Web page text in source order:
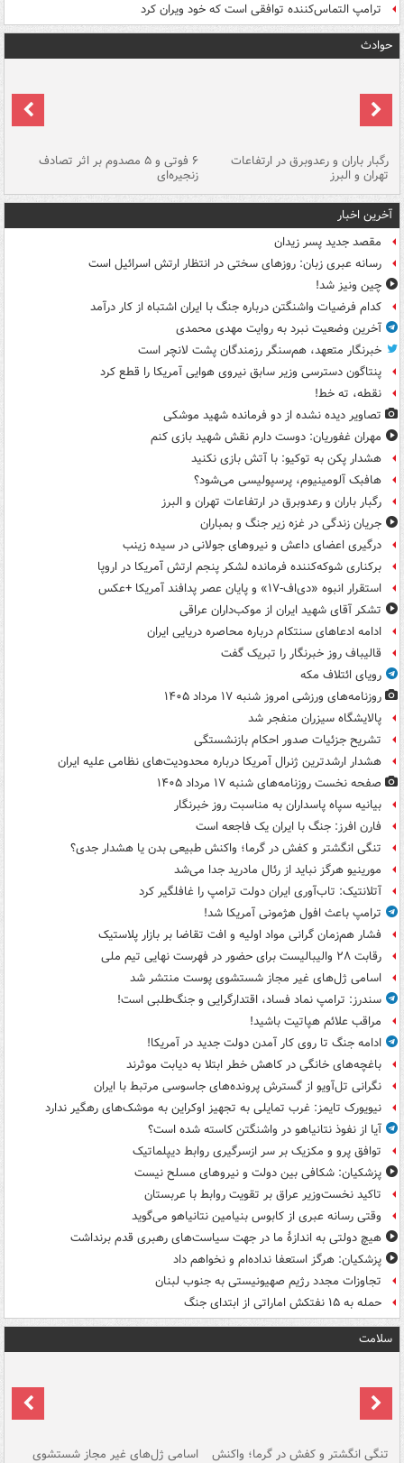
ترامپ التماس‌کننده توافقی است که خود ویران کرد
حوادث
رگبار باران و رعدوبرق در ارتفاعات
تهران و البرز
۶ فوتی و ۵ مصدوم بر اثر تصادف
زنجیره‌ای
آخرین اخبار
مقصد جدید پسر زیدان
رسانه عبری زبان: روزهای سختی در انتظار ارتش اسرائیل است
چین ونیز شد!
کدام فرضیات واشنگتن درباره جنگ با ایران اشتباه از کار درآمد
آخرین وضعیت نبرد به روایت مهدی محمدی
خبرنگار متعهد، هم‌سنگر رزمندگان پشت لانچر است
پنتاگون دسترسی وزیر سابق نیروی هوایی آمریکا را قطع کرد
نقطه، ته خط!
تصاویر دیده‌ نشده از دو فرمانده شهید موشکی
مهران غفوریان: دوست دارم نقش شهید بازی کنم
هشدار پکن به توکیو: با آتش بازی نکنید
هافبک آلومینیوم، پرسپولیسی می‌شود؟
رگبار باران و رعدوبرق در ارتفاعات تهران و البرز
جریان زندگی در غزه زیر جنگ و بمباران
درگیری اعضای داعش و نیروهای جولانی در سیده زینب
برکناری شوکه‌کننده فرمانده لشکر پنجم ارتش آمریکا در اروپا
استقرار انبوه «دی‌اف‑۱۷» و پایان عصر پدافند آمریکا +عکس
تشکر آقای شهید ایران از موکب‌داران عراقی
ادامه ادعاهای سنتکام درباره محاصره دریایی ایران
قالیباف روز خبرنگار را تبریک گفت
رویای ائتلاف مکه
روزنامه‌های ورزشی امروز ‌شنبه ۱۷ مرداد ۱۴۰۵
پالایشگاه سیزران منفجر شد
تشریح جزئیات صدور احکام بازنشستگی
هشدار ارشدترین ژنرال آمریکا درباره محدودیت‌های نظامی علیه ایران
صفحه نخست روزنامه‌های شنبه ۱۷ مرداد ۱۴۰۵
بیانیه سپاه پاسداران به مناسبت روز خبرنگار
فارن افرز: جنگ با ایران یک فاجعه است
تنگی انگشتر و کفش در گرما؛ واکنش طبیعی بدن یا هشدار جدی؟
مورینیو هرگز نباید از رئال مادرید جدا می‌شد
آتلانتیک: تاب‌آوری ایران دولت ترامپ را غافلگیر کرد
ترامپ باعث افول هژمونی آمریکا شد!
فشار هم‌زمان گرانی مواد اولیه و افت تقاضا بر بازار پلاستیک
رقابت ۲۸ والیبالیست برای حضور در فهرست نهایی تیم ملی
اسامی ژل‌های غیر مجاز شستشوی پوست منتشر شد
سندرز: ترامپ نماد فساد، اقتدارگرایی و جنگ‌طلبی است!
مراقب علائم هپاتیت باشید!
ادامه جنگ تا روی کار آمدن دولت جدید در آمریکا!
باغچه‌های خانگی در کاهش خطر ابتلا به دیابت موثرند
نگرانی تل‌آویو از گسترش پرونده‌های جاسوسی مرتبط با ایران
نیویورک تایمز: غرب تمایلی به تجهیز اوکراین به موشک‌های رهگیر ندارد
آیا از نفوذ نتانیاهو در واشنگتن کاسته شده است؟
توافق پرو و مکزیک بر سر ازسرگیری روابط دیپلماتیک
پزشکیان: شکافی بین دولت و نیروهای مسلح نیست
تاکید نخست‌وزیر عراق بر تقویت روابط با عربستان
وقتی رسانه عبری از کابوس بنیامین نتانیاهو می‌گوید
هیچ دولتی به اندازۀ ما در جهت سیاست‌های رهبری قدم برنداشت
پزشکیان: هرگز استعفا نداده‌ام و نخواهم داد
تجاوزات مجدد رژیم صهیونیستی به جنوب لبنان
حمله به ۱۵ نفتکش‌ اماراتی از ابتدای جنگ
سلامت
تنگی انگشتر و کفش در گرما؛ واکنش اسامی ژل‌های غیر مجاز شستشوی